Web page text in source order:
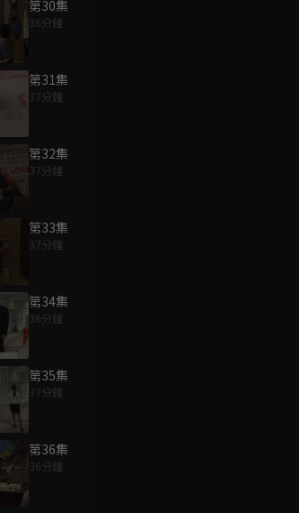
第30集
36分鐘
第31集
37分鐘
第32集
37分鐘
第33集
37分鐘
第34集
36分鐘
第35集
37分鐘
第36集
36分鐘